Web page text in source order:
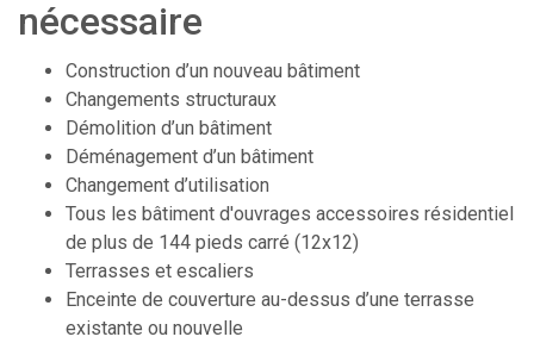
nécessaire
Construction d’un nouveau bâtiment
Changements structuraux
Démolition d’un bâtiment
Déménagement d’un bâtiment
Changement d’utilisation
Tous les bâtiment d'ouvrages accessoires résidentiel
de plus de 144 pieds carré (12x12)
Terrasses et escaliers
Enceinte de couverture au-dessus d’une terrasse
existante ou nouvelle